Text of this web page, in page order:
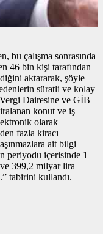
bu çalışma sonrasında
46 bin kişi tarafından
aktararak, şöyle
süratli ve kolay
Dairesine ve GİB
konut ve iş
olarak
fazla kiracı
ait bilgi
periyodu içerisinde 1
399,2 milyar lira
tabirini kullandı.